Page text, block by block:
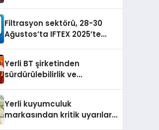
Filtrasyon sektörü, 28-30
Ağustos’ta IFTEX 2025’te
Yerli BT şirketinden
sürdürülebilirlik ve
Yerli kuyumculuk
markasından kritik uyarılar: